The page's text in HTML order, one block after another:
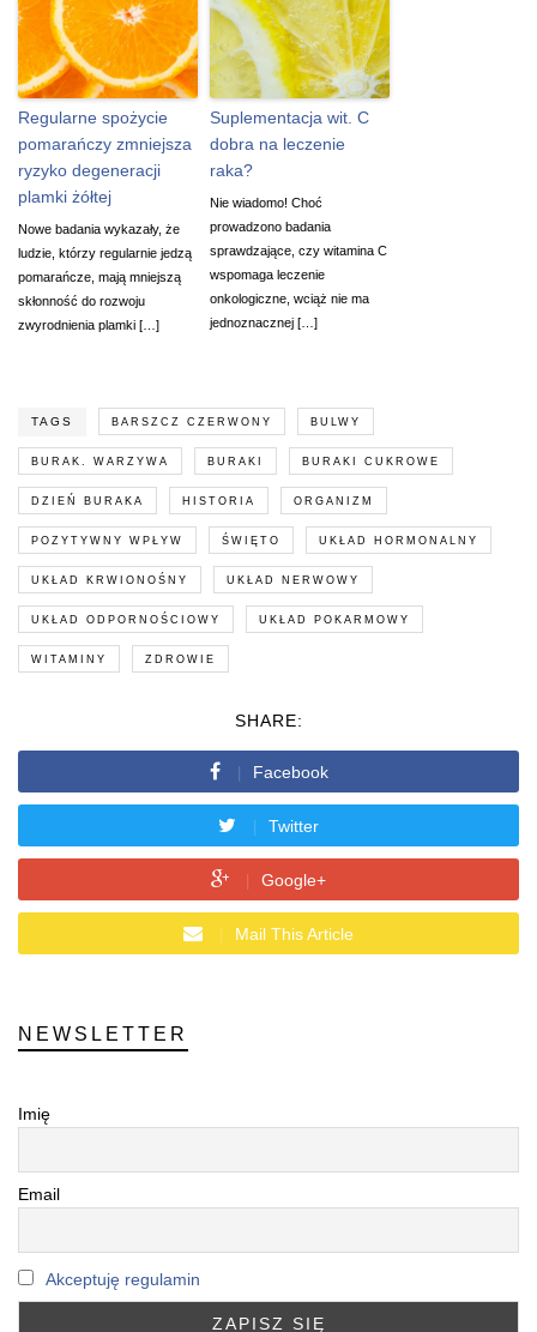
Regularne spożycie
pomarańczy zmniejsza
ryzyko degeneracji
plamki żółtej
Nowe badania wykazały, że
ludzie, którzy regularnie jedzą
pomarańcze, mają mniejszą
skłonność do rozwoju
zwyrodnienia plamki […]
Suplementacja wit. C
dobra na leczenie
raka?
Nie wiadomo! Choć
prowadzono badania
sprawdzające, czy witamina C
wspomaga leczenie
onkologiczne, wciąż nie ma
jednoznacznej […]
TAGS BARSZCZ CZERWONY BULWY
BURAK. WARZYWA BURAKI BURAKI CUKROWE
DZIEŃ BURAKA HISTORIA ORGANIZM
POZYTYWNY WPŁYW ŚWIĘTO UKŁAD HORMONALNY
UKŁAD KRWIONOŚNY UKŁAD NERWOWY
UKŁAD ODPORNOŚCIOWY UKŁAD POKARMOWY
WITAMINY ZDROWIE
SHARE:
Facebook
Twitter
Google+
Mail This Article
NEWSLETTER
Imię
Email
Akceptuję regulamin